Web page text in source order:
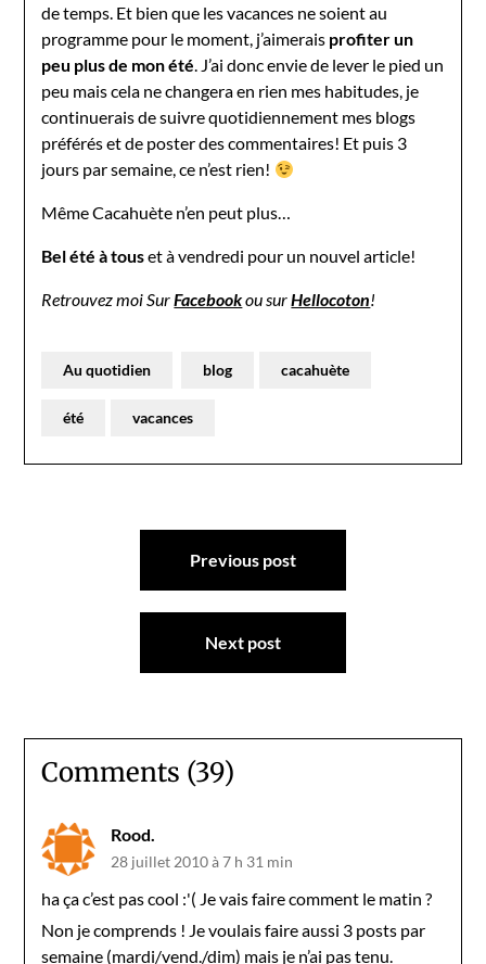
de temps. Et bien que les vacances ne soient au
programme pour le moment, j’aimerais profiter un
peu plus de mon été. J’ai donc envie de lever le pied un
peu mais cela ne changera en rien mes habitudes, je
continuerais de suivre quotidiennement mes blogs
préférés et de poster des commentaires! Et puis 3
jours par semaine, ce n’est rien!
Même Cacahuète n’en peut plus…
Bel été à touset à vendredi pour un nouvel article!
Retrouvez moi SurFacebookou surHellocoton!
Au quotidien blog cacahuète
été vacances
Navigation
Previous post
Next post
Comments (39)
Rood.
28 juillet 2010 à 7 h 31 min
ha ça c’est pas cool :'( Je vais faire comment le matin ?
Non je comprends ! Je voulais faire aussi 3 posts par
semaine (mardi/vend./dim) mais je n’ai pas tenu.